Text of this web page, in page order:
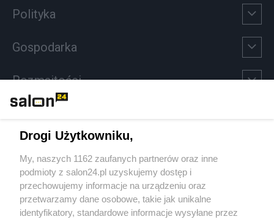
Polityka
Gospodarka
Rozmaitości
Sport
Społeczeństwo
Kultura
Drogi Użytkowniku,
My, naszych 1162 zaufanych partnerów oraz inne
podmioty z salon24.pl uzyskujemy dostęp i
przechowujemy informacje na urządzeniu oraz
przetwarzamy dane osobowe, takie jak unikalne
identyfikatory, standardowe informacje wysyłane przez